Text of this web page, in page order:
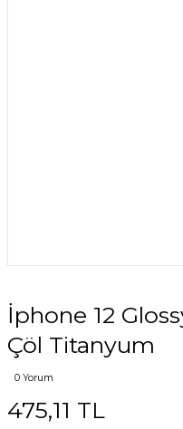
İphone 12
Çöl Titanyum
0 Yorum
475,11 TL